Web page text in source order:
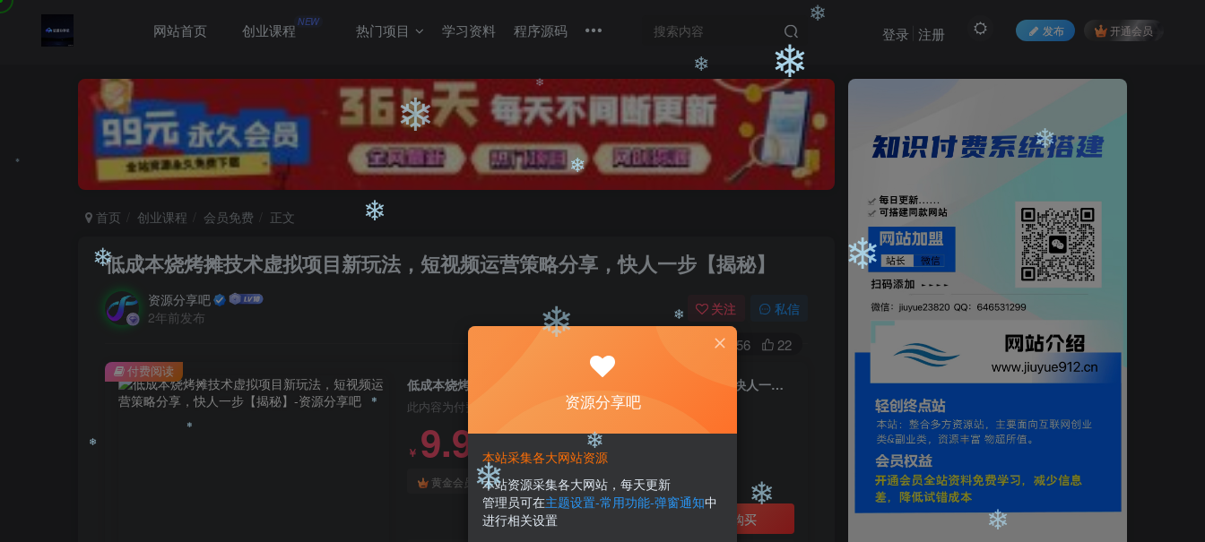
网站首页 创业课程 NEW 热门项目 学习资料 程序源码 发布 开通会员
登录 注册
首页 创业课程 会员免费 正文
低成本烧烤摊技术虚拟项目新玩法，短视频运营策略分享，快人一步【揭秘】
资源分享吧
2年前发布
关注 私信
3156 22
低成本烧烤摊技术虚拟项目新玩法，短视频运营策略分享，快人一步【揭秘】
此内容为付费阅读，请付费后查看
￥ 9.9 ￥99
黄金会员 免费 钻石会员免费
立即购买
付费阅读
资源分享吧
本站采集各大网站资源
本站资源采集各大网站，每天更新
管理员可在主题设置-常用功能-弹窗通知中
进行相关设置
❄
❄ ❄
❄
❄
❄ ❄
❄ ❄
❄
❄